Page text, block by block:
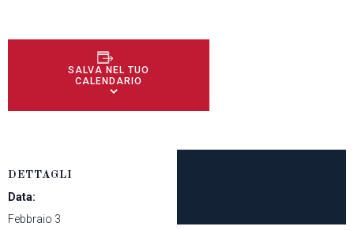
SALVA NEL TUO
CALENDARIO
DETTAGLI
Data:
Febbraio 3